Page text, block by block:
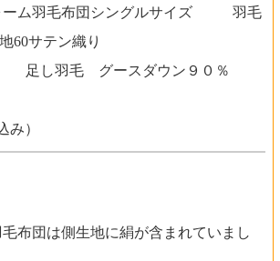
ーム羽毛布団シングルサイズ 羽毛
60サテン織り
足し羽毛 グースダウン９０％
み）
布団は側生地に絹が含まれていまし